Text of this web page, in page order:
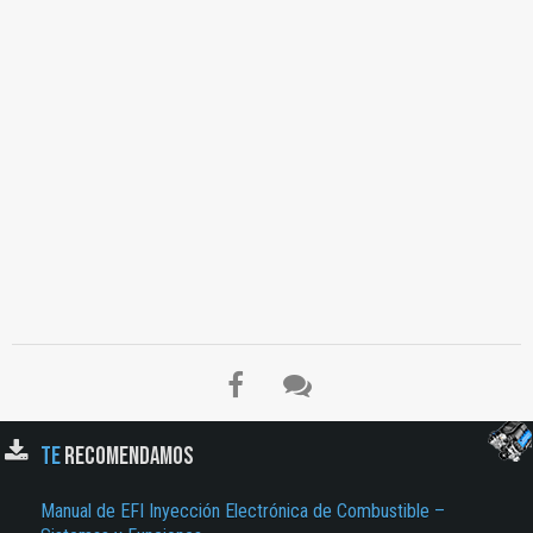
TERECOMENDAMOS
Manual de EFI Inyección Electrónica de Combustible –